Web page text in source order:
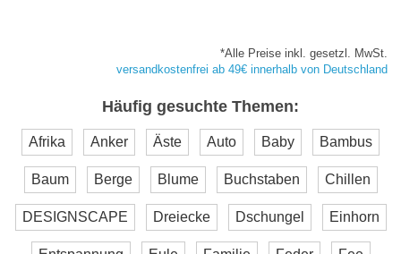
*Alle Preise inkl. gesetzl. MwSt.
versandkostenfrei ab 49€ innerhalb von Deutschland
Häufig gesuchte Themen:
Afrika Anker Äste Auto Baby Bambus
Baum Berge Blume Buchstaben Chillen
DESIGNSCAPE Dreiecke Dschungel Einhorn